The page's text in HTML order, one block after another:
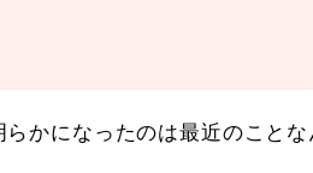
かになったのは最近のことな